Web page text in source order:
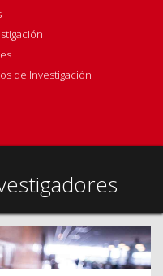
de Investigación